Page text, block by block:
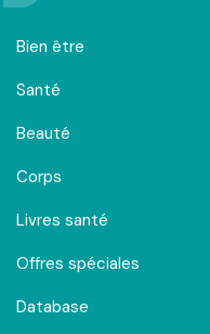
Bien être
Santé
Beauté
Corps
Livres santé
Offres spéciales
Database